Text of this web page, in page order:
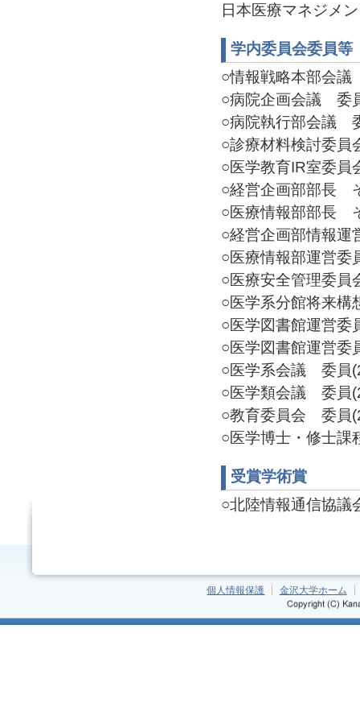
日本医療マネジメ
学内委員会委員等
○情報戦略本部会
○病院企画会議 委
○病院執行部会議
○診療材料検討委
○医学教育IR室委
○経営企画部部長
○医療情報部部長
○経営企画部情報
○医療情報部運営
○医療安全管理委
○医学系分館将来
○医学図書館運営
○医学図書館運営
○医学系会議 委員
○医学類会議 委員
○教育委員会 委員
○医学博士・修士
受賞学術賞
○北陸情報通信協議
個人情報保護 金沢大学ホーム